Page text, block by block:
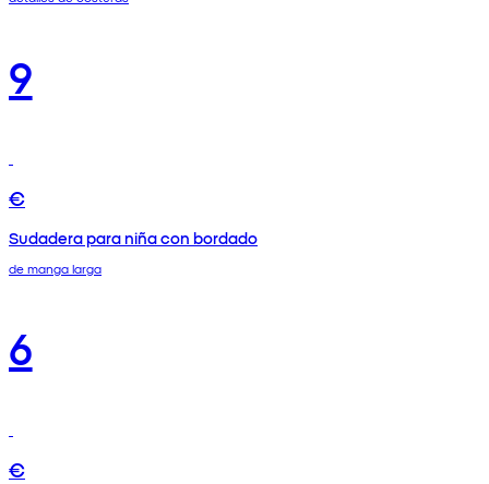
9
€
Sudadera para niña con bordado
de manga larga
6
€